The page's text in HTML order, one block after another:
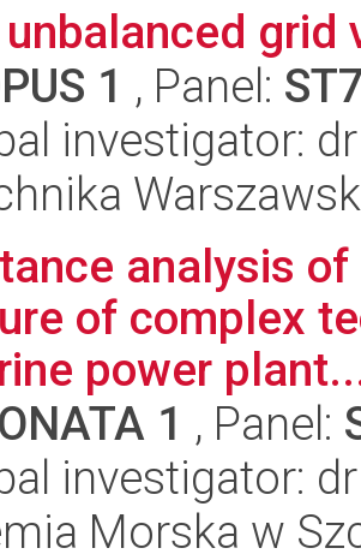
1 , Panel:
investigator:
analysis
of complex
power
1 , Panel:
investigator:
Morska w